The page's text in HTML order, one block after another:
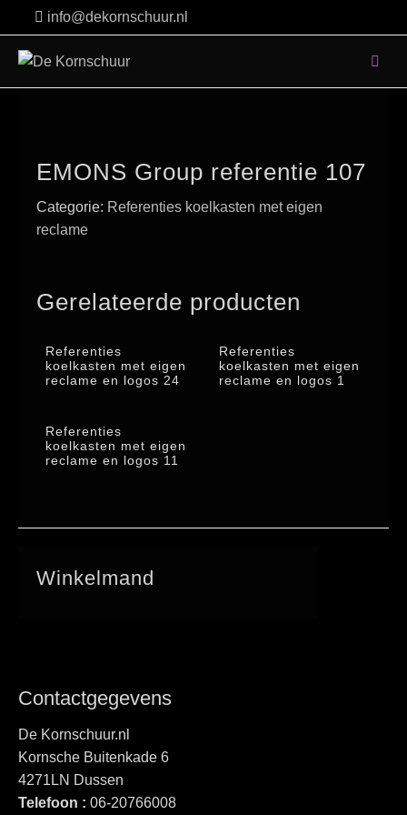
to
content
info@dekornschuur.nl
EMONS Group referentie 107
Categorie: Referenties koelkasten met eigen
reclame
Gerelateerde producten
Referenties
koelkasten met eigen
reclame en logos 24
Referenties
koelkasten met eigen
reclame en logos 1
Referenties
koelkasten met eigen
reclame en logos 11
Winkelmand
Contactgegevens
De Kornschuur.nl
Kornsche Buitenkade 6
4271LN Dussen
Telefoon : 06-20766008